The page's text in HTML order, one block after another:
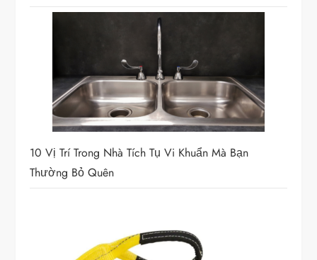
10 Vị Trí Trong Nhà Tích Tụ Vi Khuẩn Mà Bạn
Thường Bỏ Quên